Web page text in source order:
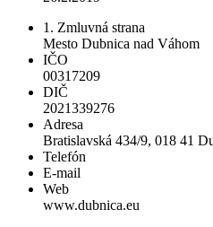
1. Zmluvná strana
Mesto Dubnica nad Váhom
IČO
00317209
DIČ
2021339276
Adresa
Bratislavská 434/9, 018 41
Telefón
E-mail
Web
www.dubnica.eu